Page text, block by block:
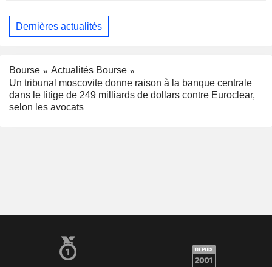
Dernières actualités
Bourse
Actualités Bourse
Un tribunal moscovite donne raison à la banque centrale
dans le litige de 249 milliards de dollars contre Euroclear,
selon les avocats